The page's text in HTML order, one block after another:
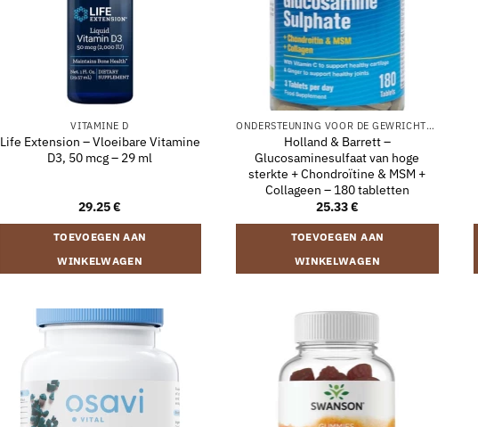
VITAMINE D
Life Extension – Vloeibare Vitamine
D3, 50 mcg – 29 ml
29.25€
TOEVOEGEN AAN
WINKELWAGEN
ONDERSTEUNING VOOR DE GEWRICHTEN
Holland & Barrett –
Glucosaminesulfaat van hoge
sterkte + Chondroïtine & MSM +
Collageen – 180 tabletten
25.33€
TOEVOEGEN AAN
WINKELWAGEN